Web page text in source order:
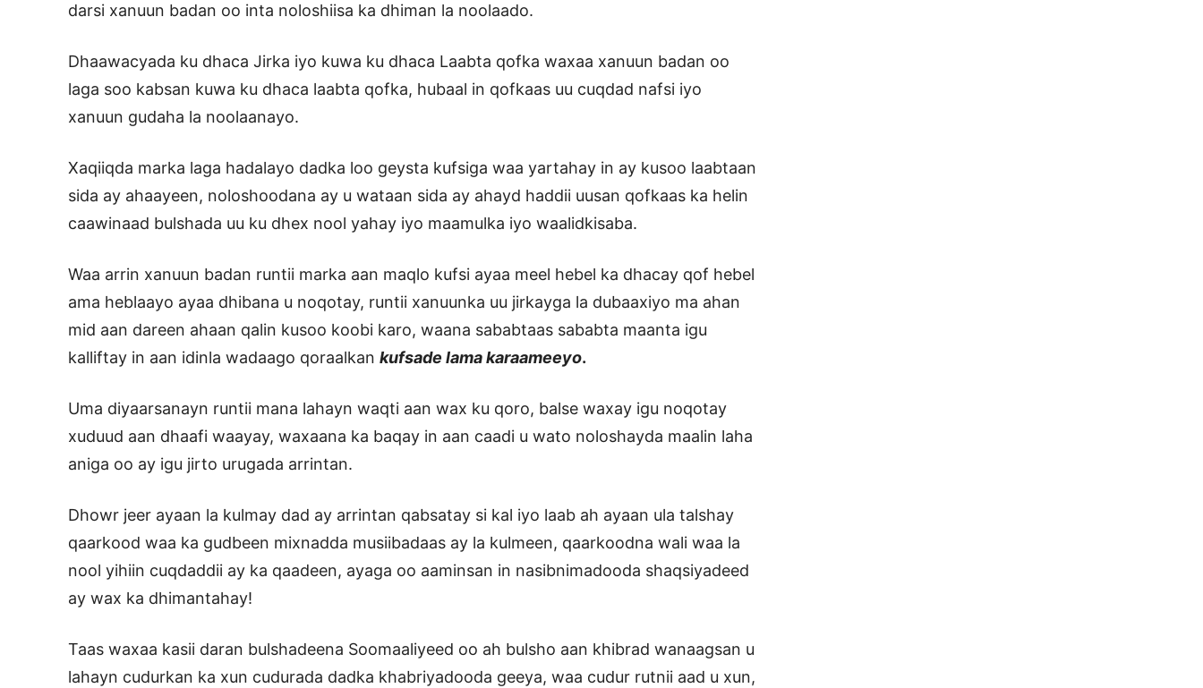
darsi xanuun badan oo inta noloshiisa ka dhiman la noolaado.
Dhaawacyada ku dhaca Jirka iyo kuwa ku dhaca Laabta qofka waxaa xanuun badan oo
laga soo kabsan kuwa ku dhaca laabta qofka, hubaal in qofkaas uu cuqdad nafsi iyo
xanuun gudaha la noolaanayo.
Xaqiiqda marka laga hadalayo dadka loo geysta kufsiga waa yartahay in ay kusoo laabtaan
sida ay ahaayeen, noloshoodana ay u wataan sida ay ahayd haddii uusan qofkaas ka helin
caawinaad bulshada uu ku dhex nool yahay iyo maamulka iyo waalidkisaba.
Waa arrin xanuun badan runtii marka aan maqlo kufsi ayaa meel hebel ka dhacay qof hebel
ama heblaayo ayaa dhibana u noqotay, runtii xanuunka uu jirkayga la dubaaxiyo ma ahan
mid aan dareen ahaan qalin kusoo koobi karo, waana sababtaas sababta maanta igu
kalliftay in aan idinla wadaago qoraalkan kufsade lama karaameeyo.
Uma diyaarsanayn runtii mana lahayn waqti aan wax ku qoro, balse waxay igu noqotay
xuduud aan dhaafi waayay, waxaana ka baqay in aan caadi u wato noloshayda maalin laha
aniga oo ay igu jirto urugada arrintan.
Dhowr jeer ayaan la kulmay dad ay arrintan qabsatay si kal iyo laab ah ayaan ula talshay
qaarkood waa ka gudbeen mixnadda musiibadaas ay la kulmeen, qaarkoodna wali waa la
nool yihiin cuqdaddii ay ka qaadeen, ayaga oo aaminsan in nasibnimadooda shaqsiyadeed
ay wax ka dhimantahay!
Taas waxaa kasii daran bulshadeena Soomaaliyeed oo ah bulsho aan khibrad wanaagsan u
lahayn cudurkan ka xun cudurada dadka khabriyadooda geeya, waa cudur rutnii aad u xun,